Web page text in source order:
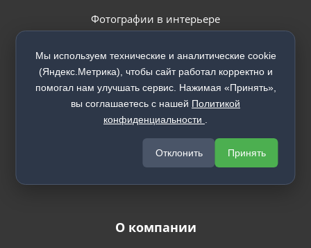
Фотографии в интерьере
Способы оплаты
Доставка
Гарантия
О компании
Мы используем технические и аналитические cookie
(Яндекс.Метрика), чтобы сайт работал корректно и
помогал нам улучшать сервис. Нажимая «Принять»,
вы соглашаетесь с нашей Политикой
конфиденциальности
Отклонить Принять